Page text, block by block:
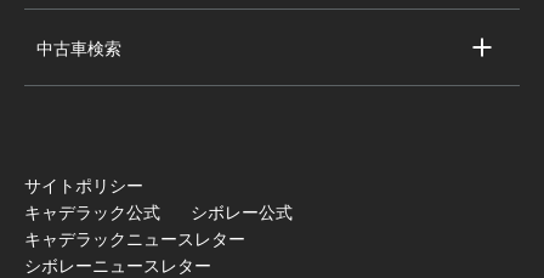
中古車検索
全国の注目の中古車
サイトポリシー
キャデラック公式
シボレー公式
キャデラックニュースレター
シボレーニュースレター